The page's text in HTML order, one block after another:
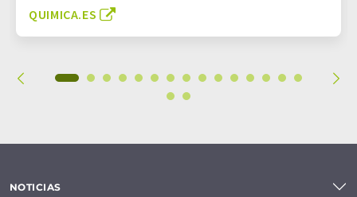
QUIMICA.ES
NOTICIAS